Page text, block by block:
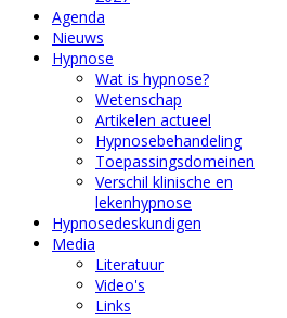
Agenda
Nieuws
Hypnose
Wat is hypnose?
Wetenschap
Artikelen actueel
Hypnosebehandeling
Toepassingsdomeinen
Verschil klinische en
lekenhypnose
Hypnosedeskundigen
Media
Literatuur
Video's
Links